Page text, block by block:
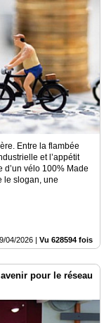
Entre la flambée
et l’appétit
d’un vélo 100% Made
le slogan, une
04/2026 | Vu 628594 fois
pour le réseau